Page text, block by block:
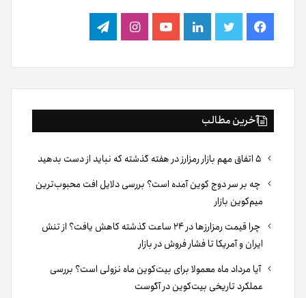
فیس
بوک
توییتر لینکدینیوتیوباینستاگرام
تلگرام
آخرین مطالب
چه بر سر دوج کوین آمده است؟ بررسی دلایل افت محبوب‌ترین
میم‌کوین بازار
چرا قیمت رمزارزها در ۲۴ ساعت گذشته کاهش یافت؟ از تنش
ایران و آمریکا تا فشار فروش در بازار
آیا مرداد ماه معمولا برای بیت‌کوین ماه نزولی است؟ بررسی
عملکرد تاریخی بیت‌کوین در آگوست